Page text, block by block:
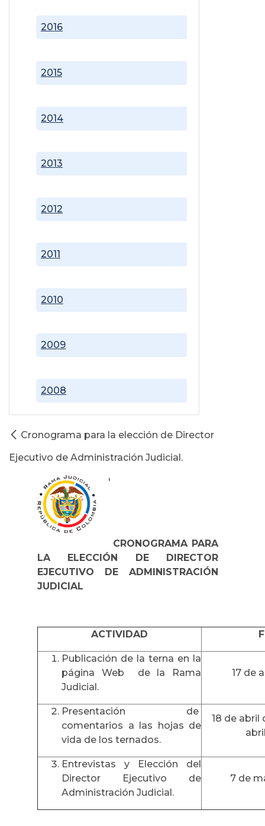
2008
2009
2010
2011
2012
2013
2014
2015
2016
Cronograma para la elección de Director
Ejecutivo de Administración Judicial.
'
CRONOGRAMA PARA
LA ELECCIÓN DE DIRECTOR
EJECUTIVO DE ADMINISTRACIÓN
JUDICIAL
ACTIVIDAD
Publicación de la terna en la
página Web de la Rama
Judicial.
17 de
Presentación de
comentarios a las hojas de
vida de los ternados.
18 de abril
Entrevistas y Elección del
Director Ejecutivo de
Administración Judicial.
7 de